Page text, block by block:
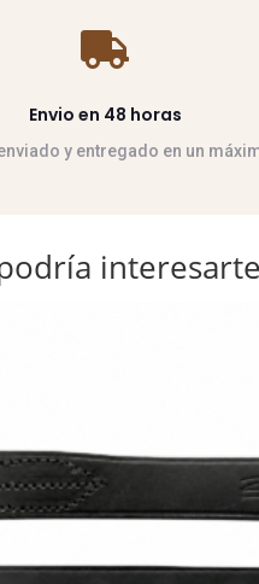

Envio en 48 horas
y entregado en un
interesarte